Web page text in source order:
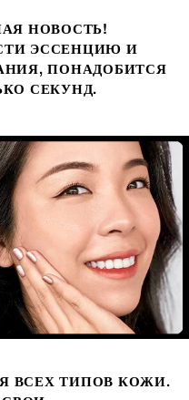
НОВОСТЬ!
ЭССЕНЦИЮ И
ПОНАДОБИТСЯ
СЕКУНД.
ВСЕХ ТИПОВ КОЖИ.